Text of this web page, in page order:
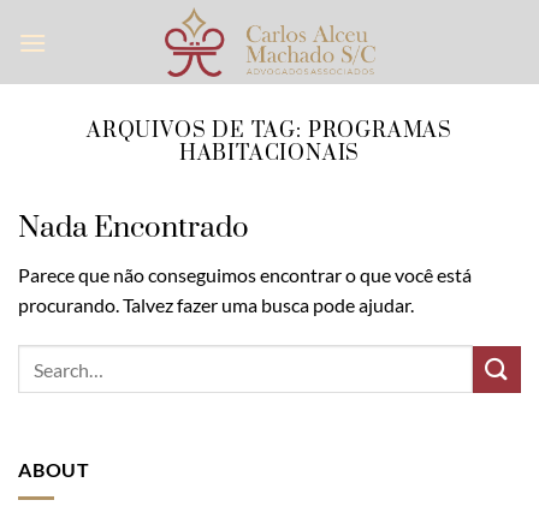
ARQUIVOS DE TAG: PROGRAMAS
HABITACIONAIS
Nada Encontrado
Parece que não conseguimos encontrar o que você está
procurando. Talvez fazer uma busca pode ajudar.
ABOUT